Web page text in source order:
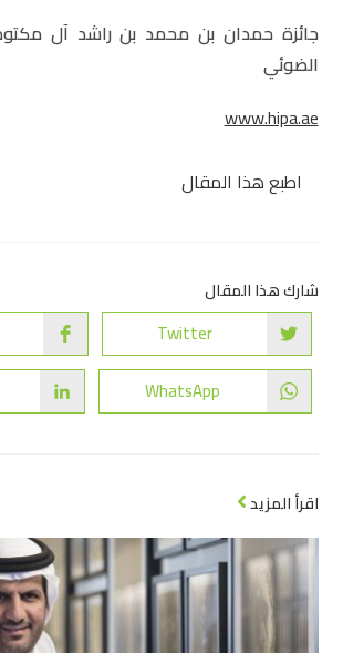
جائزة حمدان بن محمد بن راشد آل مكتوم
الضوئي
www.hipa.ae
اطبع هذا المقال
شارك هذا المقال
Twitter
WhatsApp
اقرأ المزيد